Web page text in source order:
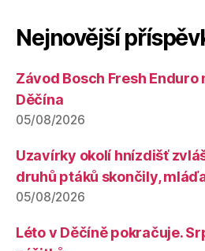
Nejnovější
Závod Bosch Fresh
Děčína
05/08/2026
Uzavírky okolí hnízdišť
druhů ptáků skončily,
05/08/2026
Léto v Děčíně pokračuje.